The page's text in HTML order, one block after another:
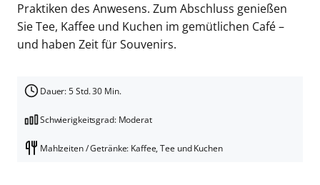
Praktiken des Anwesens. Zum Abschluss genießen
Sie Tee, Kaffee und Kuchen im gemütlichen Café –
und haben Zeit für Souvenirs.
Dauer: 5 Std. 30 Min.
Schwierigkeitsgrad: Moderat
Mahlzeiten / Getränke: Kaffee, Tee und Kuchen